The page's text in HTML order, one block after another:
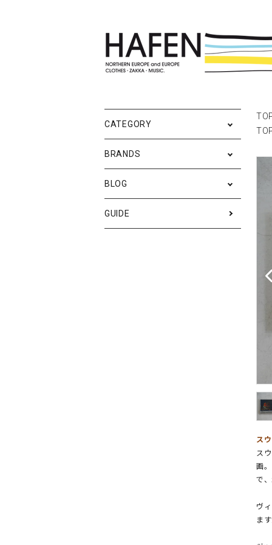
バッグ
メンズファッション
RESTOCK / 再入荷
Event
ス
ス
画
で
ヴ
ま
CATEGORY
BRANDS
BLOG
GUIDE